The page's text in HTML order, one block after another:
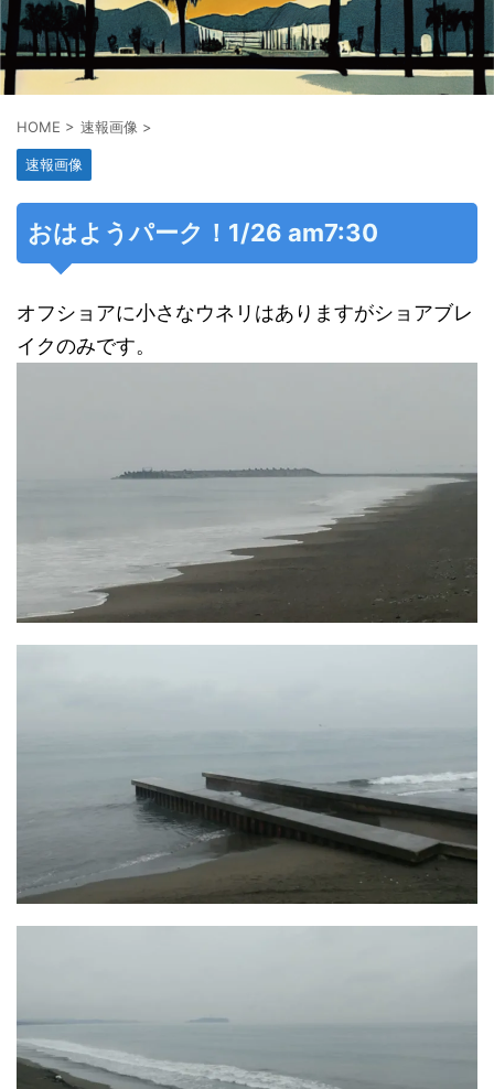
HOME > 速報画像 >
速報画像
おはようパーク！1/26 am7:30
オフショアに小さなウネリはありますがショアブレ
イクのみです。